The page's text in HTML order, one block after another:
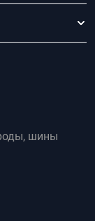
шины